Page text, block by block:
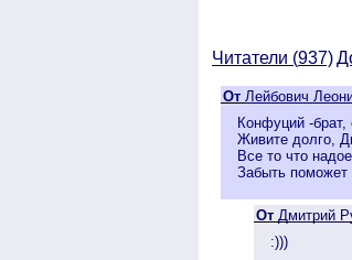
Читатели (937)
От Лейбович
Конфуций -брат,
Живите долго,
Все то что
Забыть поможет
От Дмитрий
:)))